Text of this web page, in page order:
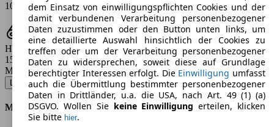
10.4 - 13 l/100km
Hubraum
1598 - 1998 ccm
Modellbezeichnung :
Laguna 1.6 16V Expression - 81 KW (110 PS) (2007/09 - 2009/06)▼
Motor & Leistung
dem Einsatz von einwilligungspflichten Cookies und der
damit verbundenen Verarbeitung personenbezogener
Daten zuzustimmen oder den Button unten links, um
eine detaillierte Auswahl hinsichtlich der Cookies zu
treffen oder um der Verarbeitung personenbezogener
Daten zu widersprechen, soweit diese auf Grundlage
berechtigter Interessen erfolgt. Die Einwilligung umfasst
auch die Übermittlung bestimmter personenbezogener
Daten in Drittländer, u.a. die USA, nach Art. 49 (1) (a)
DSGVO. Wollen Sie keine Einwilligung erteilen, klicken
Sie bitte hier.